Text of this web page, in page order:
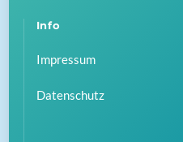
Info
Impressum
Datenschutz